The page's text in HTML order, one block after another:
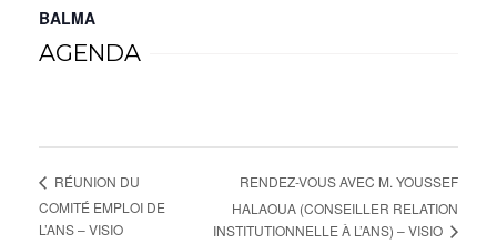
BALMA
AGENDA
RÉUNION DU
COMITÉ EMPLOI DE
L’ANS – VISIO
RENDEZ-VOUS AVEC M. YOUSSEF
HALAOUA (CONSEILLER RELATION
INSTITUTIONNELLE À L’ANS) – VISIO